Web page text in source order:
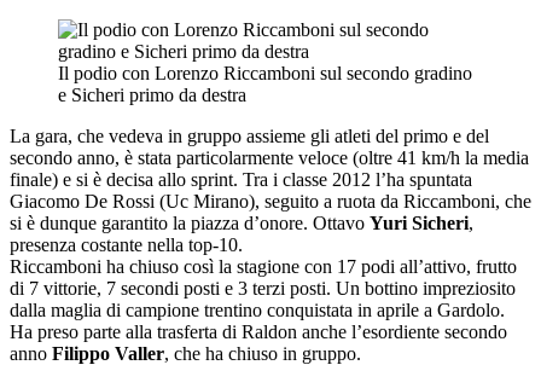
Il podio con Lorenzo Riccamboni sul secondo gradino
e Sicheri primo da destra
La gara, che vedeva in gruppo assieme gli atleti del primo e del
secondo anno, è stata particolarmente veloce (oltre 41 km/h la media
finale) e si è decisa allo sprint. Tra i classe 2012 l’ha spuntata
Giacomo De Rossi (Uc Mirano), seguito a ruota da Riccamboni, che
si è dunque garantito la piazza d’onore. Ottavo Yuri Sicheri,
presenza costante nella top-10.
Riccamboni ha chiuso così la stagione con 17 podi all’attivo, frutto
di 7 vittorie, 7 secondi posti e 3 terzi posti. Un bottino impreziosito
dalla maglia di campione trentino conquistata in aprile a Gardolo.
Ha preso parte alla trasferta di Raldon anche l’esordiente secondo
anno Filippo Valler, che ha chiuso in gruppo.